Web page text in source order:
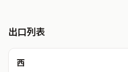
出口列表
西